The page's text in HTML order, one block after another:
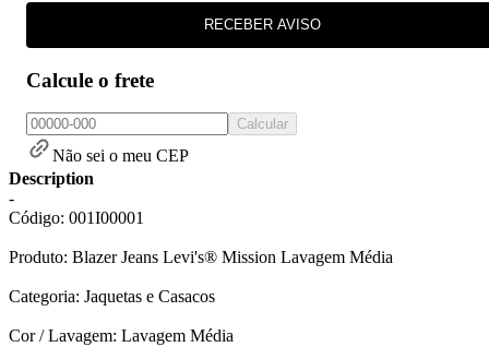
RECEBER AVISO
Calcule o frete
Calcular
Não sei o meu CEP
Description
-
Código: 001I00001
Produto: Blazer Jeans Levi's® Mission Lavagem Média
Categoria: Jaquetas e Casacos
Cor / Lavagem: Lavagem Média